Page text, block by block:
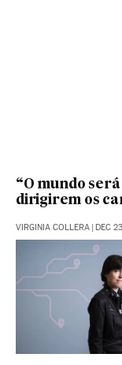
“O mundo
dirigirem os
VIRGINIA COLLERA | DEC